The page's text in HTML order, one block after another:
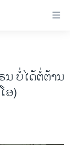
ນ ບໍ່ໄດ້ຕໍ່ຕ້ານ
ອ)